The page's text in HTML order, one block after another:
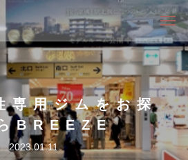
専用ジムをお探
BREEZE
2023.01.11